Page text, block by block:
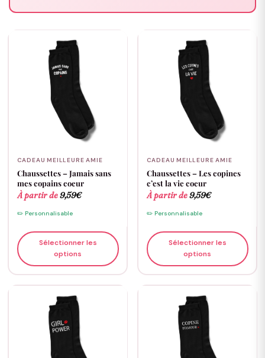
CADEAU MEILLEURE AMIE
Chaussettes – Jamais sans
mes copains coeur
À partir de9,59€
✏️ Personnalisable
Sélectionner les
options
CADEAU MEILLEURE AMIE
Chaussettes – Les copines
c’est la vie coeur
À partir de9,59€
✏️ Personnalisable
Sélectionner les
options